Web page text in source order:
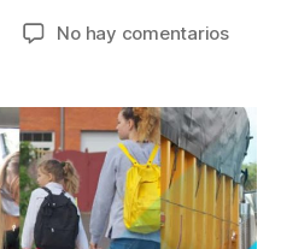
No hay comentariosen
nuevo
Plan
de
Vial